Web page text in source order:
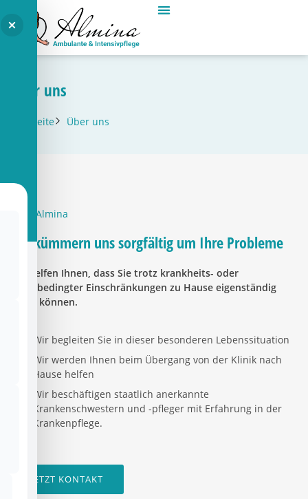
Über uns
Startseite Über uns
Über Almina
Wir kümmern uns sorgfältig um Ihre Probleme
Wir helfen Ihnen, dass Sie trotz krankheits- oder
altersbedingter Einschränkungen zu Hause eigenständig
leben können.
Wir begleiten Sie in dieser besonderen Lebenssituation
Wir werden Ihnen beim Übergang von der Klinik nach
Hause helfen
Wir beschäftigen staatlich anerkannte
Krankenschwestern und -pfleger mit Erfahrung in der
Krankenpflege.
JETZT KONTAKT